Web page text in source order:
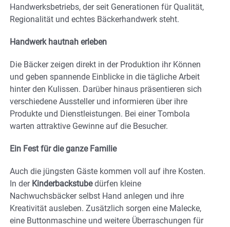
Handwerksbetriebs, der seit Generationen für Qualität,
Regionalität und echtes Bäckerhandwerk steht.
Handwerk hautnah erleben
Die Bäcker zeigen direkt in der Produktion ihr Können
und geben spannende Einblicke in die tägliche Arbeit
hinter den Kulissen. Darüber hinaus präsentieren sich
verschiedene Aussteller und informieren über ihre
Produkte und Dienstleistungen. Bei einer Tombola
warten attraktive Gewinne auf die Besucher.
Ein Fest für die ganze Familie
Auch die jüngsten Gäste kommen voll auf ihre Kosten.
In der Kinderbackstubedürfen kleine
Nachwuchsbäcker selbst Hand anlegen und ihre
Kreativität ausleben. Zusätzlich sorgen eine Malecke,
eine Buttonmaschine und weitere Überraschungen für